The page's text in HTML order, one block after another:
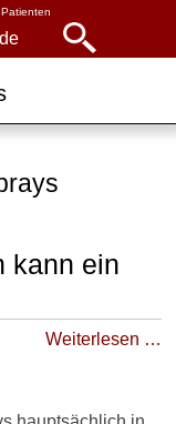
kann ein
Weiterlesen …